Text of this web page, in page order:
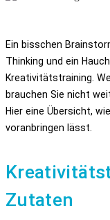
Ein bisschen
Thinking und ein
Kreativitätstraining.
brauchen Sie nicht
Hier eine Übersicht,
voranbringen lässt.
Zutaten